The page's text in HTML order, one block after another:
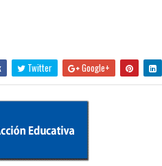
Twitter Google+